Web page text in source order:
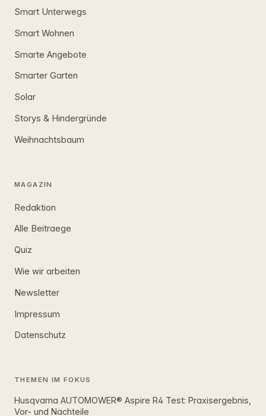
Smart Unterwegs
Smart Wohnen
Smarte Angebote
Smarter Garten
Solar
Storys & Hindergründe
Weihnachtsbaum
MAGAZIN
Redaktion
Alle Beitraege
Quiz
Wie wir arbeiten
Newsletter
Impressum
Datenschutz
THEMEN IM FOKUS
Husqvarna AUTOMOWER® Aspire R4 Test: Praxisergebnis,
Vor- und Nachteile